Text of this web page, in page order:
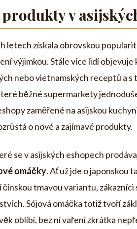
v
letech získala obrovskou
výjimkou. Stále více lidí objevuje
nebo vietnamských receptů a s
běžné supermarkety
zaměřené na asijskou
o nové a zajímavé produkty.
se v asijských eshopech
omáčky. Ať už jde o japonskou
tmavou variantu,
Sójová omáčka totiž tvoří
oblíbí, bez ní vaření zkrátka